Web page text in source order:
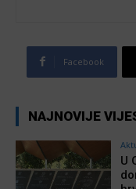
Facebook
NAJNOVIJE
U